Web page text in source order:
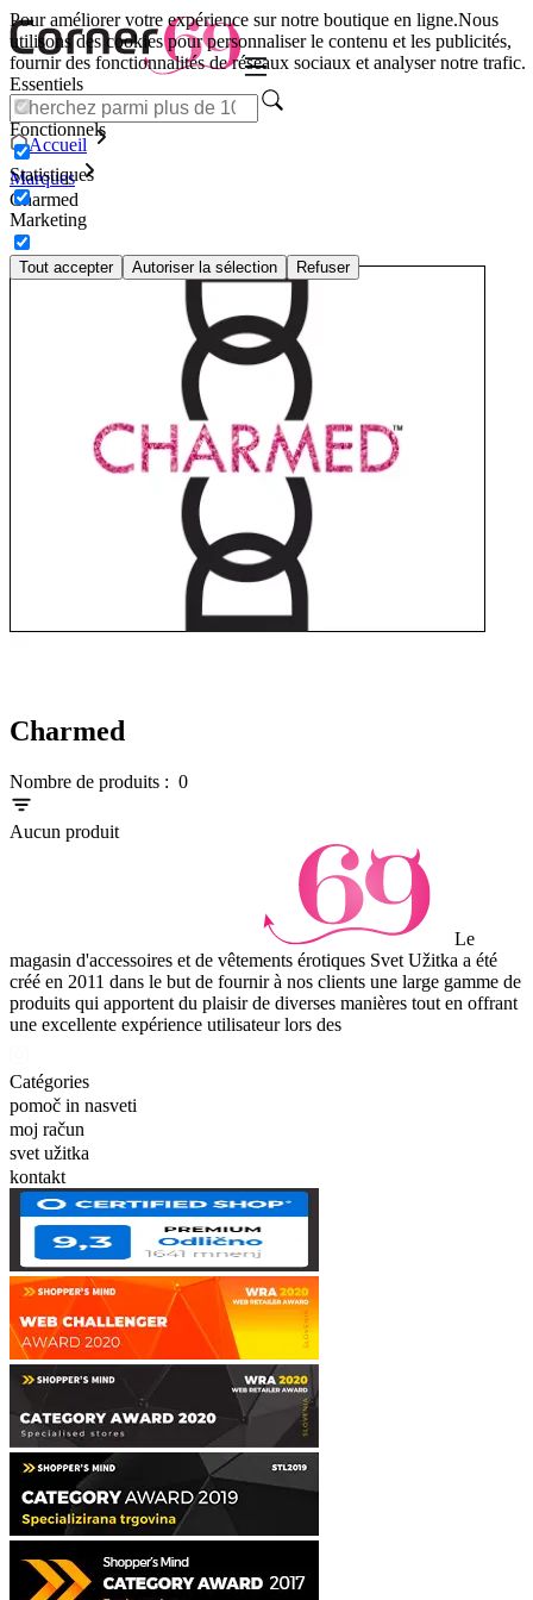
Pour améliorer votre expérience sur notre boutique en ligne.Nous
utilisons des cookies pour personnaliser le contenu et les publicités,
fournir des fonctionnalités de réseaux sociaux et analyser notre trafic.
Essentiels
Fonctionnels
Statistiques
Marketing
Tout accepter Autoriser la sélection Refuser
Accueil
Marques
Charmed
Charmed
Nombre de produits : 0
Aucun produit
Le
magasin d'accessoires et de vêtements érotiques Svet Užitka a été
créé en 2011 dans le but de fournir à nos clients une large gamme de
produits qui apportent du plaisir de diverses manières tout en offrant
une excellente expérience utilisateur lors des
Catégories
pomoč in nasveti
moj račun
svet užitka
kontakt